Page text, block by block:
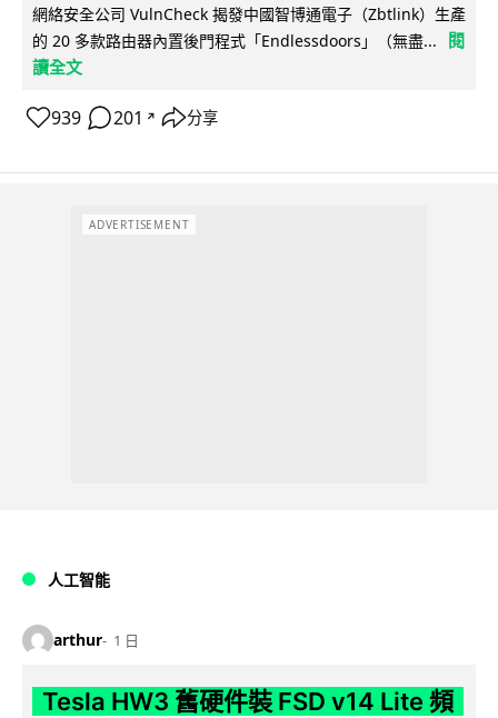
網絡安全公司 VulnCheck 揭發中國智博通電子（Zbtlink）生產
的 20 多款路由器內置後門程式「Endlessdoors」（無盡...
閱
讀全文
939 201 ↗ 分享
ADVERTISEMENT
人工智能
arthur 1 日
Tesla HW3 舊硬件裝 FSD v14 Lite 頻